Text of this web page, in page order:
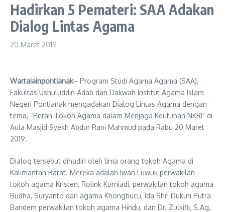
Hadirkan 5 Pemateri: SAA Adakan
Dialog Lintas Agama
20 Maret 2019
Wartaiainpontianak– Program Studi Agama Agama (SAA),
Fakultas Ushuluddin Adab dan Dakwah Institut Agama Islam
Negeri Pontianak mengadakan Dialog Lintas Agama dengan
tema, “Peran Tokoh Agama dalam Menjaga Keutuhan NKRI” di
Aula Masjid Syekh Abdur Rani Mahmud pada Rabu 20 Maret
2019.
Dialog tersebut dihadiri oleh lima orang tokoh Agama di
Kalimantan Barat. Mereka adalah Iwan Luwuk perwakilan
tokoh agama Kristen, Rolink Kurniadi, perwakilan tokoh agama
Budha, Suryanto dari agama Khonghucu, Ida Shri Dukuh Putra
Bandem perwakilan tokoh agama Hindu, dan Dr. Zulkifli, S.Ag,